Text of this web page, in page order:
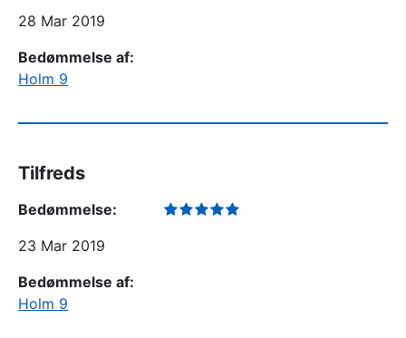
28 Mar 2019
Bedømmelse af:
Holm 9
Tilfreds
Bedømmelse:
23 Mar 2019
Bedømmelse af:
Holm 9